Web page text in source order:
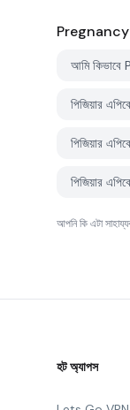
আমি
পিজিয়ার
পিজিয়ার
পিজিয়ার
আপনি কি এটা
হট অ্যাপস